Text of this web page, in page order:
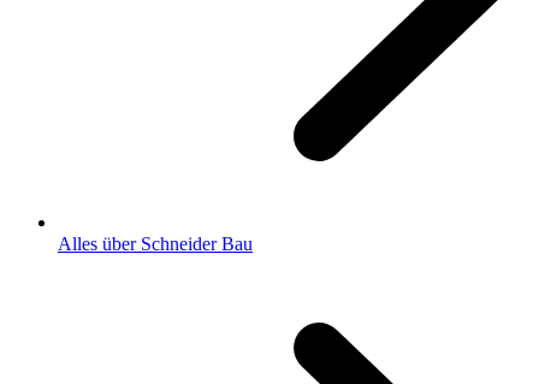
Alles über Schneider Bau